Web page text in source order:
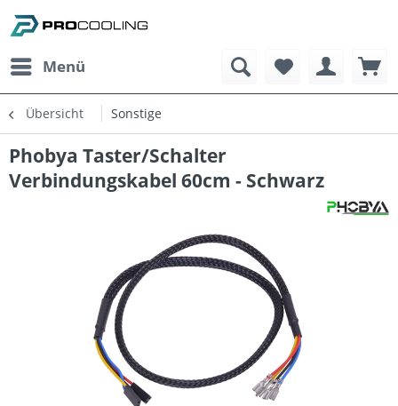
Menü
Übersicht Sonstige
Phobya Taster/Schalter
Verbindungskabel 60cm - Schwarz